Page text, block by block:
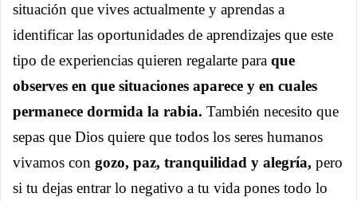
situación que vives actualmente y aprendas a
identificar las oportunidades de aprendizajes que este
tipo de experiencias quieren regalarte para que
observes en que situaciones aparece y en cuales
permanece dormida la rabia. También necesito que
sepas que Dios quiere que todos los seres humanos
vivamos con gozo, paz, tranquilidad y alegría, pero
si tu dejas entrar lo negativo a tu vida pones todo lo